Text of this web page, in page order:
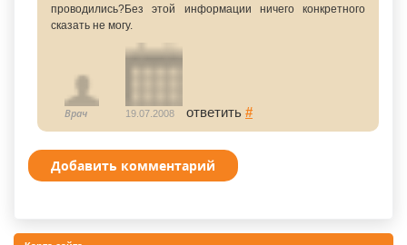
проводились?Без этой информации ничего конкретного
сказать не могу.
Врач 19.07.2008 ответить #
Добавить комментарий